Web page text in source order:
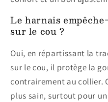
Le harnais
sur le cou ?
Oui, en répartissant la
sur le cou, il protège la
contrairement au collier.
plus sain, surtout pour